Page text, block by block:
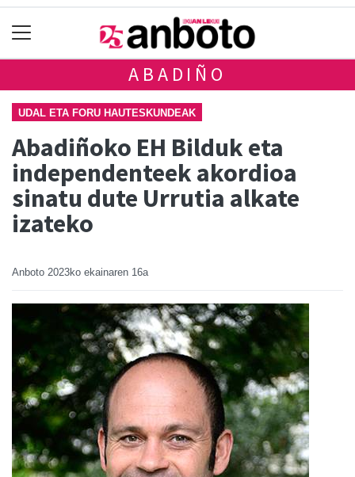
ABADIÑO
UDAL ETA FORU HAUTESKUNDEAK
Abadiñoko EH Bilduk eta
independenteek akordioa
sinatu dute Urrutia alkate
izateko
Anboto 2023ko ekainaren 16a